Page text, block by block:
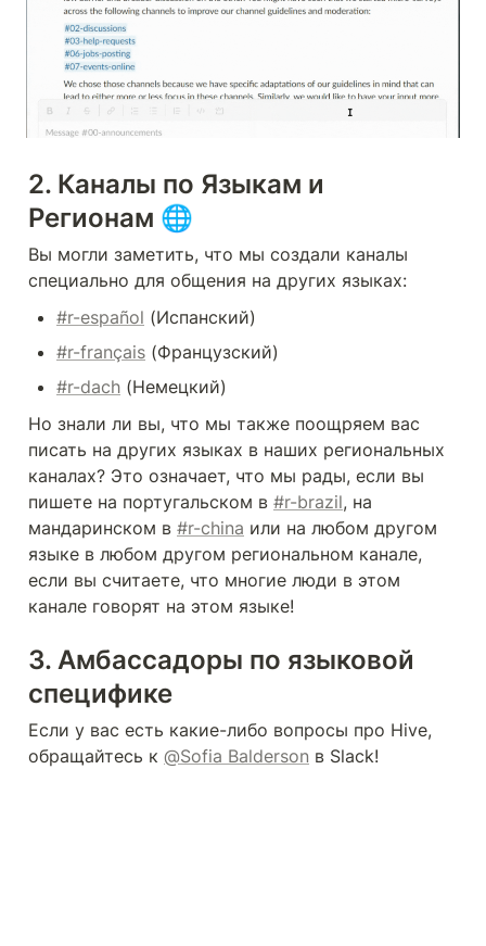
2. Каналы по Языкам и
Регионам 🌐
Вы могли заметить, что мы создали каналы
специально для общения на других языках:
#r-español (Испанский)
#r-français (Французский)
#r-dach (Немецкий)
Но знали ли вы, что мы также поощряем вас
писать на других языках в наших региональных
каналах? Это означает, что мы рады, если вы
пишете на португальском в #r-brazil, на
мандаринском в #r-china или на любом другом
языке в любом другом региональном канале,
если вы считаете, что многие люди в этом
канале говорят на этом языке!
3. Амбассадоры по языковой
специфике
Если у вас есть какие-либо вопросы про Hive,
обращайтесь к @Sofia Balderson в Slack!